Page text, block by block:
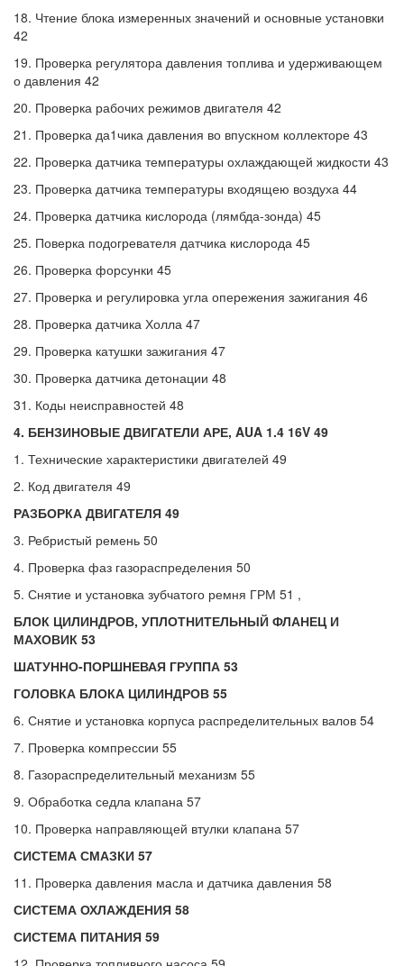
18. Чтение блока измеренных значений и основные установки
42
19. Проверка регулятора давления топлива и удерживающем
о давления 42
20. Проверка рабочих режимов двигателя 42
21. Проверка да1чика давления во впускном коллекторе 43
22. Проверка датчика температуры охлаждающей жидкости 43
23. Проверка датчика температуры входящею воздуха 44
24. Проверка датчика кислорода (лямбда-зонда) 45
25. Поверка подогревателя датчика кислорода 45
26. Проверка форсунки 45
27. Проверка и регулировка угла опережения зажигания 46
28. Проверка датчика Холла 47
29. Проверка катушки зажигания 47
30. Проверка датчика детонации 48
31. Коды неисправностей 48
4. БЕНЗИНОВЫЕ ДВИГАТЕЛИ АРЕ, AUA 1.4 16V 49
1. Технические характеристики двигателей 49
2. Код двигателя 49
РАЗБОРКА ДВИГАТЕЛЯ 49
3. Ребристый ремень 50
4. Проверка фаз газораспределения 50
5. Снятие и установка зубчатого ремня ГРМ 51 ,
БЛОК ЦИЛИНДРОВ, УПЛОТНИТЕЛЬНЫЙ ФЛАНЕЦ И
МАХОВИК 53
ШАТУННО-ПОРШНЕВАЯ ГРУППА 53
ГОЛОВКА БЛОКА ЦИЛИНДРОВ 55
6. Снятие и установка корпуса распределительных валов 54
7. Проверка компрессии 55
8. Газораспределительный механизм 55
9. Обработка седла клапана 57
10. Проверка направляющей втулки клапана 57
СИСТЕМА СМАЗКИ 57
11. Проверка давления масла и датчика давления 58
СИСТЕМА ОХЛАЖДЕНИЯ 58
СИСТЕМА ПИТАНИЯ 59